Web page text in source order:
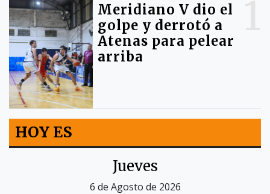
Meridiano V dio el
golpe y derrotó a
Atenas para pelear
arriba
HOY ES
Jueves
6 de Agosto de 2026